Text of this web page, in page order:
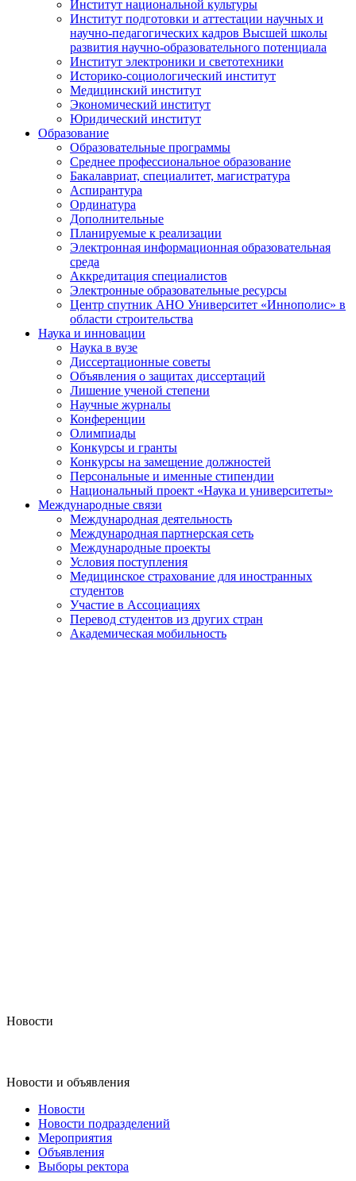
Институт национальной культуры
Институт подготовки и аттестации научных и
научно-педагогических кадров Высшей школы
развития научно-образовательного потенциала
Институт электроники и светотехники
Историко-социологический институт
Медицинский институт
Экономический институт
Юридический институт
Образование
Образовательные программы
Среднее профессиональное образование
Бакалавриат, специалитет, магистратура
Аспирантура
Ординатура
Дополнительные
Планируемые к реализации
Электронная информационная образовательная
среда
Аккредитация специалистов
Электронные образовательные ресурсы
Центр спутник АНО Университет «Иннополис» в
области строительства
Наука и инновации
Наука в вузе
Диссертационные советы
Объявления о защитах диссертаций
Лишение ученой степени
Научные журналы
Конференции
Олимпиады
Конкурсы и гранты
Конкурсы на замещение должностей
Персональные и именные стипендии
Национальный проект «Наука и университеты»
Международные связи
Международная деятельность
Международная партнерская сеть
Международные проекты
Условия поступления
Медицинское страхование для иностранных
студентов
Участие в Ассоциациях
Перевод студентов из других стран
Академическая мобильность
Новости
Новости и объявления
Новости
Новости подразделений
Мероприятия
Объявления
Выборы ректора